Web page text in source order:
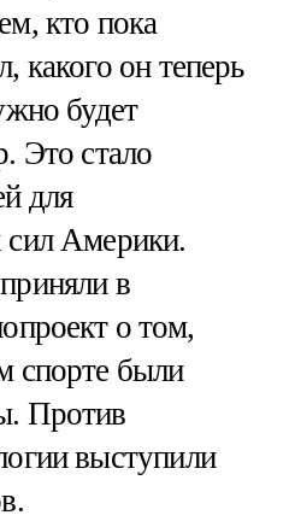
кто пока
какого он теперь
будет
Это стало
для
сил Америки.
в
о том,
спорте были
Против
выступили